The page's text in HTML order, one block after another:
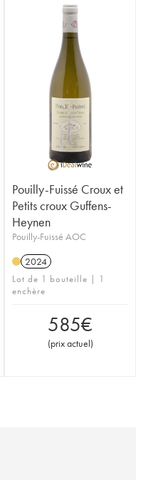
Pouilly-Fuissé Croux et
Petits croux Guffens-
Heynen
Pouilly-Fuissé AOC
2024
Lot de 1 bouteille | 1
enchère
585€
(prix actuel)